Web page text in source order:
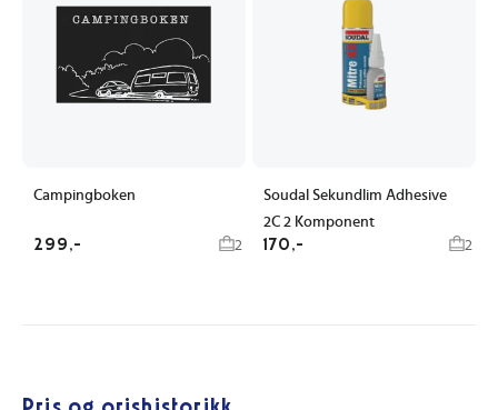
Campingboken
299,- 2
Soudal Sekundlim Adhesive
2C 2 Komponent
170,- 2